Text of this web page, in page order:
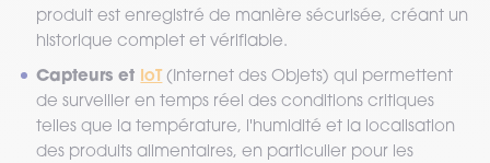
produit est enregistré de manière sécurisée, créant un
historique complet et vérifiable.
Capteurs et IoT(Internet des Objets) qui permettent
de surveiller en temps réel des conditions critiques
telles que la température, l'humidité et la localisation
des produits alimentaires, en particulier pour les